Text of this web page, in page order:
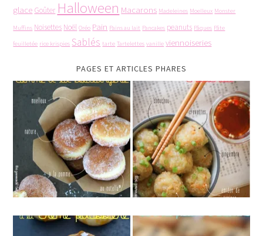
glace Goûter Halloween Macarons Madeleines Moelleux Monster
Muffins Noisettes Noël Oréo Pain Pains au lait Pancakes peanuts Pâques Pâte
feuilletée rice krispies Sablés tarte Tartelettes vanille viennoiseries
PAGES ET ARTICLES PHARES